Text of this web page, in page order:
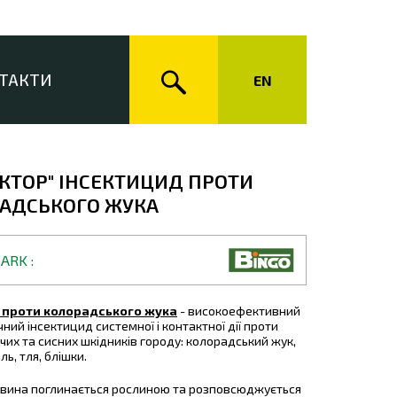
EN
ІНСЕКТИЦИД ПРОТИ
ЖУКА
проти колорадського жука - високоефективний
інсектицид системної і контактної дії проти
та сисних шкідників городу: колорадський жук,
тля, блішки.
поглинається рослиною та розповсюджується